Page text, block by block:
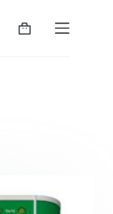
Warenkorb